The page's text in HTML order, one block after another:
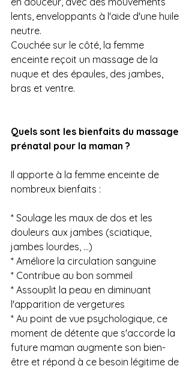
lents, enveloppants à l'aide d'une huile
neutre.
Couchée sur le côté, la femme
enceinte reçoit un massage de la
nuque et des épaules, des jambes,
bras et ventre.
Quels sont les bienfaits du massage
prénatal pour la maman ?
Il apporte à la femme enceinte de
nombreux bienfaits :
* Soulage les maux de dos et les
douleurs aux jambes (sciatique,
jambes lourdes, ...)
* Améliore la circulation sanguine
* Contribue au bon sommeil
* Assouplit la peau en diminuant
l'apparition de vergetures
* Au point de vue psychologique, ce
moment de détente que s'accorde la
future maman augmente son bien-
être et répond à ce besoin légitime de